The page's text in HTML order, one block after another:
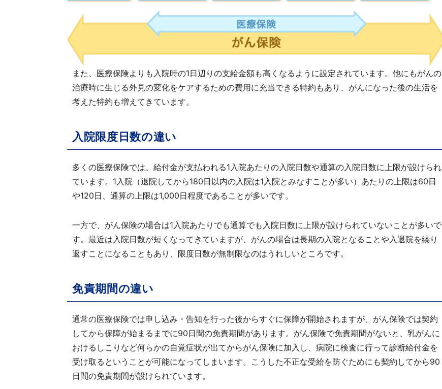
また、医療保険よりも入院時の1日辺りの支給金額も高くなるように設定されています。他にもがんの
治療時に生じる外見の変化をケアするための費用に充当できる特約もあり、がんになった後の生活を
考えた特約も増えてきています。
入院限度日数の違い
多くの医療保険では、給付金が支払われる1入院あたりの入院日数や通算の入院日数に上限が設けられ
ています。1入院（退院してから180日以内の入院は1入院とみなすことが多い）あたりの上限は60日
や120日、通算の上限は1,000日程度であることが多いです。
一方で、がん保険の場合は1入院あたりでも通算でも入院日数に上限が設けられていないことが多いで
す。最近は入院日数が短くなってきていますが、がんの場合は長期の入院となることや入退院を繰り
返すことになることもあり、限度日数が無制限なのはうれしいところです。
免責期間の違い
通常の医療保険では申し込み・告知を行った後からすぐに保障が開始されますが、がん保険では契約
してから保障が始まるまでに90日間の免責期間があります。がん保険で免責期間がないと、乳がんに
おけるしこりなど何らかの自覚症状が出てからがん保険に加入し、病院に検査に行って診断給付金を
受け取るということが可能になってしまいます。こうした不正な受給を防ぐためにも契約してから90
日間の免責期間が設けられています。